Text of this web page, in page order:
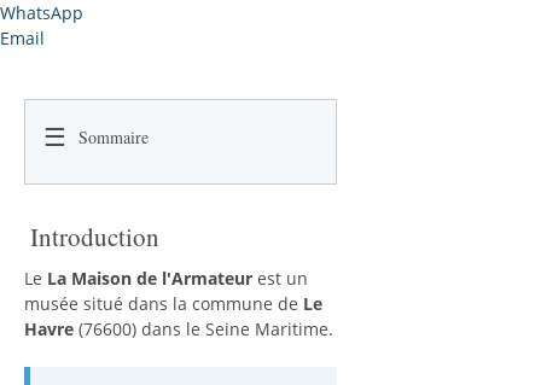
WhatsApp
Email
☰ Sommaire
Introduction
Le La Maison de l'Armateur est un
musée situé dans la commune de Le
Havre (76600) dans le Seine Maritime.